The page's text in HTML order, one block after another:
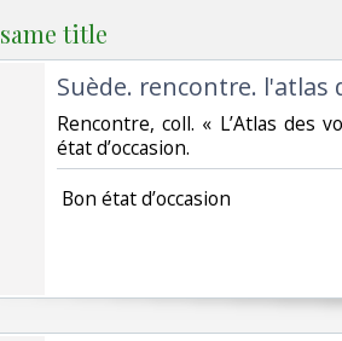
title
‎Suède. rencontre. l'atlas
‎Rencontre, coll. « L’Atlas des
état d’occasion.‎
‎ Bon état d’occasion ‎